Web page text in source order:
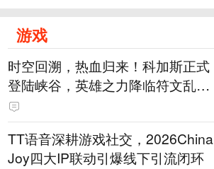
游戏
时空回溯，热血归来！科加斯正式
登陆峡谷，英雄之力降临符文乱
斗！
TT语音深耕游戏社交，2026China
Joy四大IP联动引爆线下引流闭环